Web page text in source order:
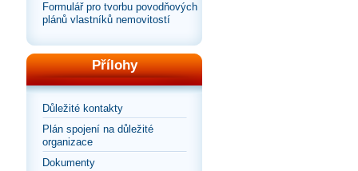
Formulář pro tvorbu povodňových
plánů vlastníků nemovitostí
Přílohy
Důležité kontakty
Plán spojení na důležité
organizace
Dokumenty